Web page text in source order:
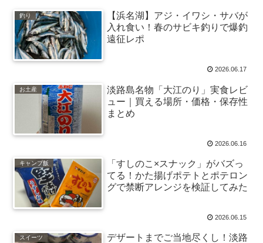
釣り
【浜名湖】アジ・イワシ・サバが
入れ食い！春のサビキ釣りで爆釣
遠征レポ
2026.06.17
お土産
淡路島名物「大江のり」実食レビ
ュー｜買える場所・価格・保存性
まとめ
2026.06.16
キャンプ飯
「すしのこ×スナック」がバズっ
てる！かた揚げポテトとポテロン
グで禁断アレンジを検証してみた
2026.06.15
スイーツ
デザートまでご当地尽くし！淡路